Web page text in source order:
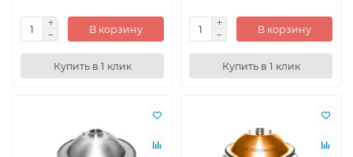
В корзину
Купить в 1 клик
В корзину
Купить в 1 клик